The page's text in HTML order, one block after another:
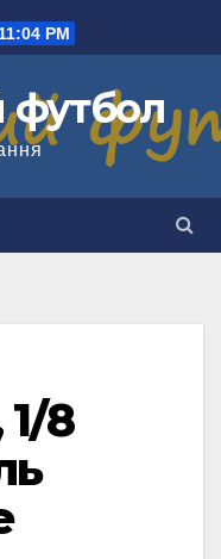
PM
футбол
8